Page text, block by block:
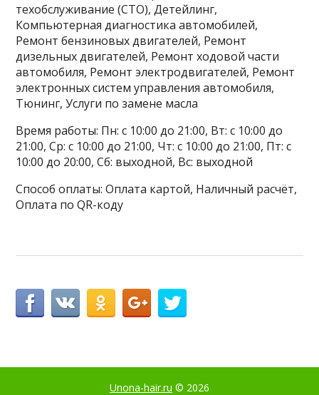
техобслуживание (СТО), Детейлинг,
Компьютерная диагностика автомобилей,
Ремонт бензиновых двигателей, Ремонт
дизельных двигателей, Ремонт ходовой части
автомобиля, Ремонт электродвигателей, Ремонт
электронных систем управления автомобиля,
Тюнинг, Услуги по замене масла
Время работы: Пн: с 10:00 до 21:00, Вт: с 10:00 до
21:00, Ср: с 10:00 до 21:00, Чт: с 10:00 до 21:00, Пт: с
10:00 до 20:00, Сб: выходной, Вс: выходной
Способ оплаты: Оплата картой, Наличный расчёт,
Оплата по QR-коду
Unona-hair.ru © 2026